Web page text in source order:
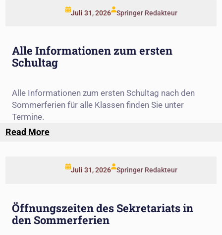
Juli 31, 2026 Springer Redakteur
Alle Informationen zum ersten
Schultag
Alle Informationen zum ersten Schultag nach den
Sommerferien für alle Klassen finden Sie unter
Termine.
Read More:
zum Juli 31, 2026 Springer Redakteur
Öffnungszeiten des Sekretariats in
den Sommerferien